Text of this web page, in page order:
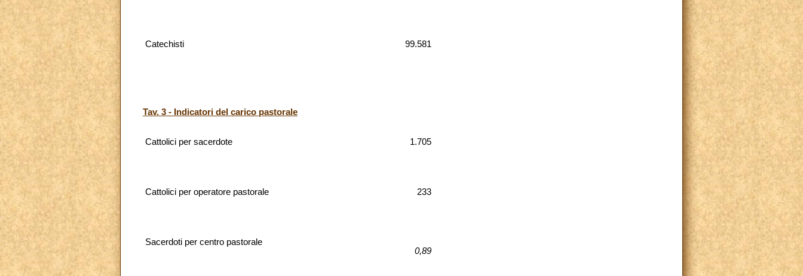
Catechisti 99.581
Tav. 3 - Indicatori del carico pastorale
Cattolici per sacerdote 1.705
Cattolici per operatore pastorale 233
Sacerdoti per centro pastorale
0,89